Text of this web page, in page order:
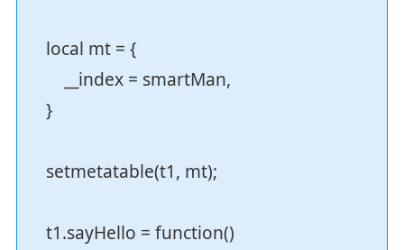
local mt = {
__index = smartMan,
}
setmetatable(t1, mt);
t1.sayHello = function()